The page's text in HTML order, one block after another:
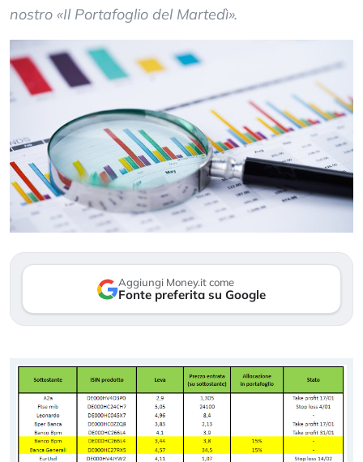
nostro «Il Portafoglio del Martedì».
Aggiungi Money.it come
Fonte preferita su Google